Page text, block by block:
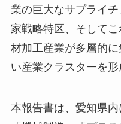
業の巨大なサプライ
家戦略特区、そして
材加工産業が多層的
い産業クラスターを形
本報告書は、愛知県内